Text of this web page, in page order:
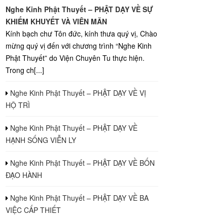
Nghe Kinh Phật Thuyết – PHẬT DẠY VỀ SỰ
KHIẾM KHUYẾT VÀ VIÊN MÃN
Kính bạch chư Tôn đức, kính thưa quý vị, Chào
mừng quý vị đến với chương trình “Nghe Kinh
Phật Thuyết” do Viện Chuyên Tu thực hiện.
Trong ch[...]
Nghe Kinh Phật Thuyết – PHẬT DẠY VỀ VỊ
HỘ TRÌ
Nghe Kinh Phật Thuyết – PHẬT DẠY VỀ
HẠNH SỐNG VIỄN LY
Nghe Kinh Phật Thuyết – PHẬT DẠY VỀ BỐN
ĐẠO HÀNH
Nghe Kinh Phật Thuyết – PHẬT DẠY VỀ BA
VIỆC CẤP THIẾT